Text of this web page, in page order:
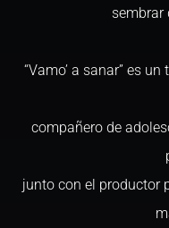
sembrar
“Vamo’ a sanar” es
compañero de
junto con el productor